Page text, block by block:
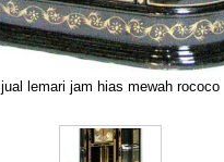
jual lemari jam hias mewah rococo